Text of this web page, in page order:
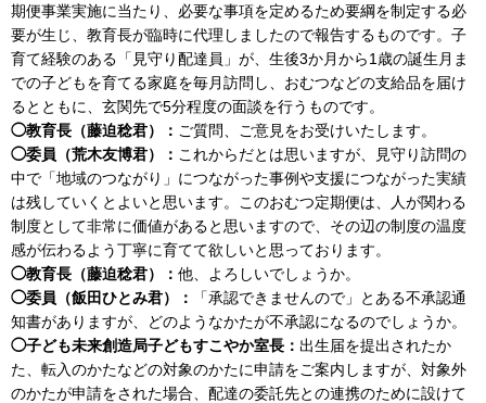
期便事業実施に当たり、必要な事項を定めるため要綱を制定する必
要が生じ、教育長が臨時に代理しましたので報告するものです。子
育て経験のある「見守り配達員」が、生後3か月から1歳の誕生月ま
での子どもを育てる家庭を毎月訪問し、おむつなどの支給品を届け
るとともに、玄関先で5分程度の面談を行うものです。
◯教育長（藤迫稔君）： ご質問、ご意見をお受けいたします。
◯委員（荒木友博君）： これからだとは思いますが、見守り訪問の
中で「地域のつながり」につながった事例や支援につながった実績
は残していくとよいと思います。このおむつ定期便は、人が関わる
制度として非常に価値があると思いますので、その辺の制度の温度
感が伝わるよう丁寧に育てて欲しいと思っております。
◯教育長（藤迫稔君）： 他、よろしいでしょうか。
◯委員（飯田ひとみ君）：
「承認できませんので」とある不承認通
知書がありますが、どのようなかたが不承認になるのでしょうか。
◯子ども未来創造局子どもすこやか室長： 出生届を提出されたか
た、転入のかたなどの対象のかたに申請をご案内しますが、対象外
のかたが申請をされた場合、配達の委託先との連携のために設けて